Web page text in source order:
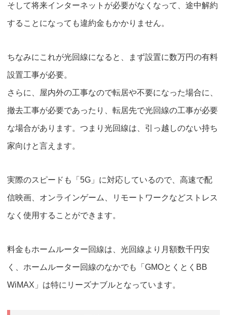
そして将来インターネットが必要がなくなって、途中解約
することになっても違約金もかかりません。
ちなみにこれが光回線になると、まず設置に数万円の有料
設置工事が必要。
さらに、屋内外の工事なので転居や不要になった場合に、
撤去工事が必要であったり、転居先で光回線の工事が必要
な場合があります。つまり光回線は、引っ越しのない持ち
家向けと言えます。
実際のスピードも「5G」に対応しているので、高速で配
信映画、オンラインゲーム、リモートワークなどストレス
なく使用することができます。
料金もホームルーター回線は、光回線より月額数千円安
く、 ホームルーター回線のなかでも「GMOとくとくBB
WiMAX」は特にリーズナブルとなっています。